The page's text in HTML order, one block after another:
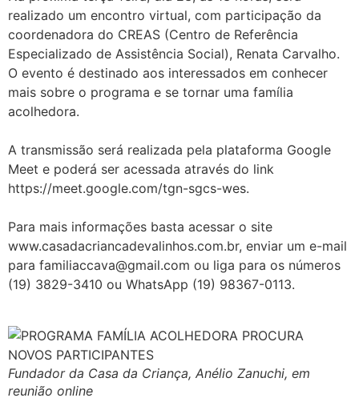
realizado um encontro virtual, com participação da
coordenadora do CREAS (Centro de Referência
Especializado de Assistência Social), Renata Carvalho.
O evento é destinado aos interessados em conhecer
mais sobre o programa e se tornar uma família
acolhedora.
A transmissão será realizada pela plataforma Google
Meet e poderá ser acessada através do link
https://meet.google.com/tgn-sgcs-wes.
Para mais informações basta acessar o site
www.casadacriancadevalinhos.com.br, enviar um e-mail
para familiaccava@gmail.com ou liga para os números
(19) 3829-3410 ou WhatsApp (19) 98367-0113.
Fundador da Casa da Criança, Anélio Zanuchi, em
reunião online